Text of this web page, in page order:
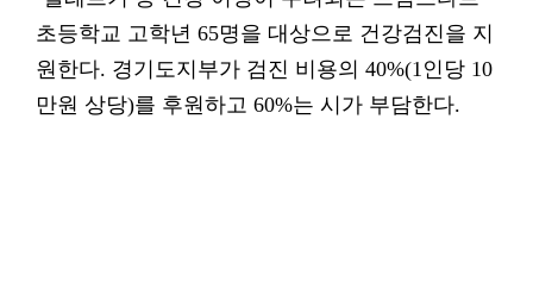
초등학교 고학년 65명을 대상으로 건강검진을 지
원한다. 경기도지부가 검진 비용의 40%(1인당 10
만원 상당)를 후원하고 60%는 시가 부담한다.